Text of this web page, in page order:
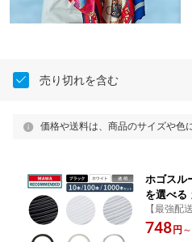
売り切れを含む
価格や送料は、商品のサイズや色
ホゴスル
を選べる
あたり
ット ハン
【最強配
バー。ハ
がしなく
748 円 ～